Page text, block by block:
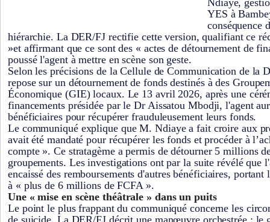
YES à
conséquence
hiérarchie. La DER/FJ rectifie cette version, qualifiant ce
»et affirmant que ce sont des « actes de détournement de
poussé l'agent à mettre en scène son geste.
Selon les précisions de la Cellule de Communication de la
repose sur un détournement de fonds destinés à des
Économique (GIE) locaux. Le 13 avril 2026, après une
financements présidée par le Dr Aissatou Mbodji, l'agent
bénéficiaires pour récupérer frauduleusement leurs fonds.
Le communiqué explique que M. Ndiaye a fait croire aux
avait été mandaté pour récupérer les fonds et procéder à
compte ». Ce stratagème a permis de détourner 5 millions
groupements. Les investigations ont par la suite révélé que
encaissé des remboursements d'autres bénéficiaires,
à « plus de 6 millions de FCFA ».
Une « mise en scène théâtrale » dans un puits
Le point le plus frappant du communiqué concerne les
de suicide. La DER/FJ décrit une manœuvre orchestrée : le